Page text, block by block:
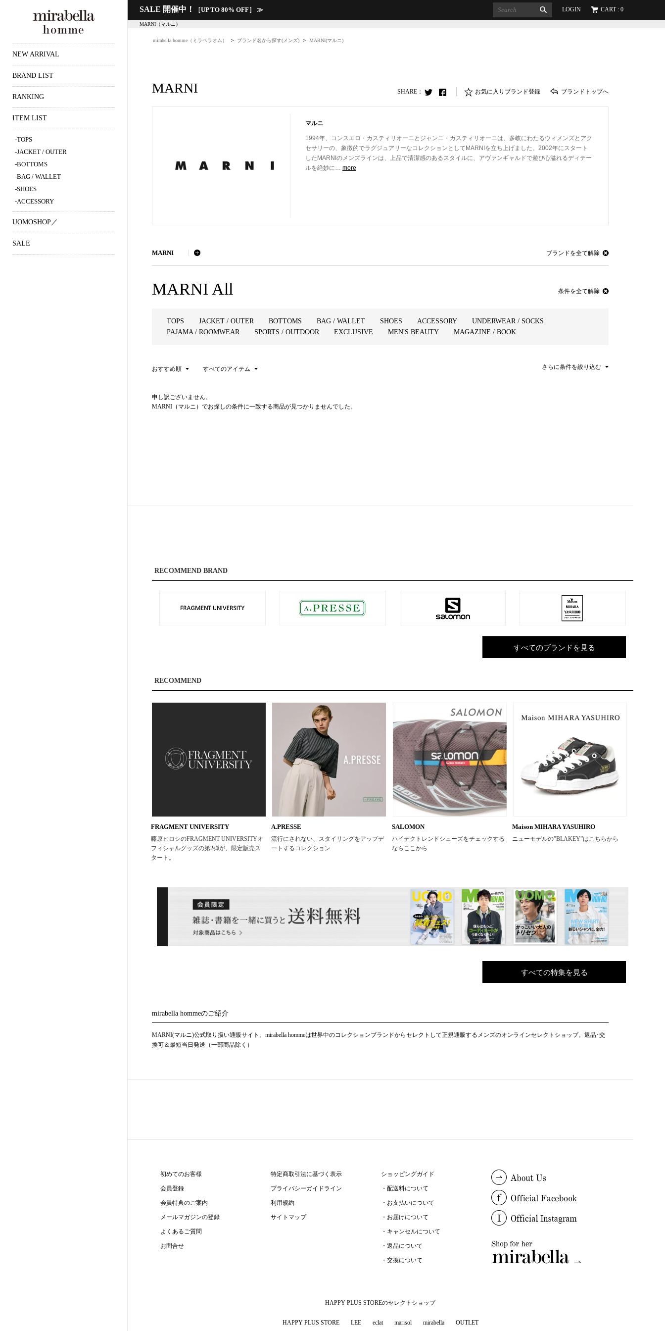
MARNI（マルニ）
NEW ARRIVAL
BRAND LIST
RANKING
ITEM LIST
TOPS
JACKET / OUTER
BOTTOMS
BAG / WALLET
SHOES
ACCESSORY
UOMOSHOP／
SALE
SALE 開催中！ ［UP TO 80% OFF］ ≫ LOGIN CART : 0
mirabella homme（ミラベラオム） ブランド名から探す(メンズ) MARNI(マルニ)
MARNI twitter Facebookお気に入りブランド登録 ブランドトップへ
マルニ
1994年、コンスエロ・カスティリオーニとジャンニ・カスティリオーニは、多岐にわたるウィメンズとアク
セサリーの、象徴的でラグジュアリーなコレクションとしてMARNIを立ち上げました。2002年にスタート
したMARNIのメンズラインは、上品で清潔感のあるスタイルに、アヴァンギャルドで遊び心溢れるディテー
ルを絶妙に… more
MARNI ブランドを全て解除
MARNI All 条件を全て解除
TOPS JACKET / OUTER BOTTOMS BAG / WALLET SHOES ACCESSORY
UNDERWEAR / SOCKS
PAJAMA / ROOMWEAR
SPORTS / OUTDOOR EXCLUSIVE MEN'S BEAUTY MAGAZINE / BOOK
おすすめ順 すべてのアイテム さらに条件を絞り込む
KEYWORD
を含む
～XS
COLOR
申し訳ございません。
MARNI（マルニ）でお探しの条件に一致する商品が見つかりませんでした。
RECOMMEND BRAND
すべてのブランドを見る
RECOMMEND
FRAGMENT UNIVERSITY
藤原ヒロシのFRAGMENT UNIVERSITYオ
フィシャルグッズの第2弾が、限定販売ス
タート。
A.PRESSE
流行にされない、スタイリングをアップデ
ートするコレクション
SALOMON
ハイテクトレンドシューズをチェックする
ならここから
Maison MIHARA YASUHIRO
ニューモデルの”BLAKEY”はこちらから
すべての特集を見る
mirabella hommeのご紹介
MARNI(マルニ)公式取り扱い通販サイト。mirabella hommeは世界中のコレクションブランドからセレクトして正規通販するメンズのオンラインセレクトショップ。返品･交
換可＆最短当日発送（一部商品除く）
初めてのお客様
会員登録
会員特典のご案内
メールマガジンの登録
よくあるご質問
お問合せ
特定商取引法に基づく表示
プライバシーガイドライン
利用規約
サイトマップ
ショッピングガイド
配送料について
お支払いについて
お届けについて
キャンセルについて
返品について
交換について
HAPPY PLUS STOREのセレクトショップ
HAPPY PLUS STORE LEE eclat marisol mirabella OUTLET